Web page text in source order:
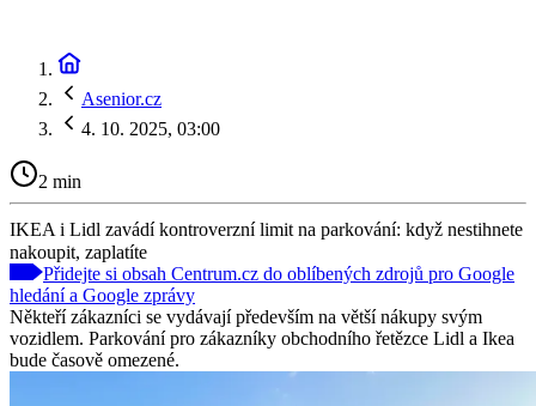
Asenior.cz
4. 10. 2025, 03:00
2 min
IKEA i Lidl zavádí kontroverzní limit na parkování: když nestihnete
nakoupit, zaplatíte
Přidejte si obsah Centrum.cz do oblíbených zdrojů pro Google
hledání a Google zprávy
Někteří zákazníci se vydávají především na větší nákupy svým
vozidlem. Parkování pro zákazníky obchodního řetězce Lidl a Ikea
bude časově omezené.